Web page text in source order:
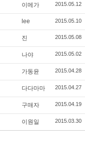
이메가 2015.05.12
lee 2015.05.10
진 2015.05.08
나야 2015.05.02
가동윤 2015.04.28
다다마마 2015.04.27
구매자 2015.04.19
이원일 2015.03.30